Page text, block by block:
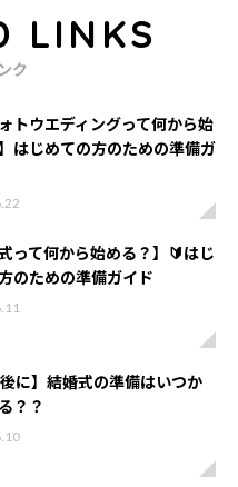
LINKS
ク
トウエディングって何から始
はじめての方のための準備ガ
式って何から始める？】🔰はじ
のための準備ガイド
後に】結婚式の準備はいつか
？？